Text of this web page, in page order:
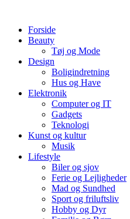
indholdForside
Beauty
Tøj og Mode
Design
Boligindretning
Hus og Have
Elektronik
Computer og IT
Gadgets
Teknologi
Kunst og kultur
Musik
Lifestyle
Biler og sjov
Ferie og Lejligheder
Mad og Sundhed
Sport og friluftsliv
Hobby og Dyr